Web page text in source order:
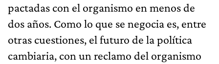
pactadas con el organismo en menos de
dos años. Como lo que se negocia es, entre
otras cuestiones, el futuro de la política
cambiaria, con un reclamo del organismo